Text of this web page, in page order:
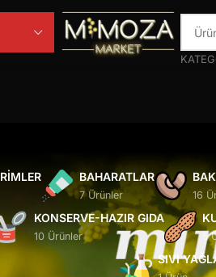
BAHARATLAR
7 Ürünler 16
KONSERVE-HAZIR GIDA
10 Ürünler 5
SIVI